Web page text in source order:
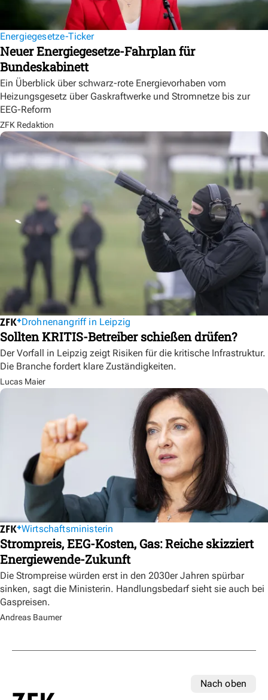
Energiegesetze-Ticker
Neuer Energiegesetze-Fahrplan für
Bundeskabinett
Ein Überblick über schwarz-rote Energievorhaben vom
Heizungsgesetz über Gaskraftwerke und Stromnetze bis zur
EEG-Reform
ZFK Redaktion
Drohnenangriff in Leipzig
Sollten KRITIS-Betreiber schießen drüfen?
Der Vorfall in Leipzig zeigt Risiken für die kritische Infrastruktur.
Die Branche fordert klare Zuständigkeiten.
Lucas Maier
Wirtschaftsministerin
Strompreis, EEG-Kosten, Gas: Reiche skizziert
Energiewende-Zukunft
Die Strompreise würden erst in den 2030er Jahren spürbar
sinken, sagt die Ministerin. Handlungsbedarf sieht sie auch bei
Gaspreisen.
Andreas Baumer
Nach oben